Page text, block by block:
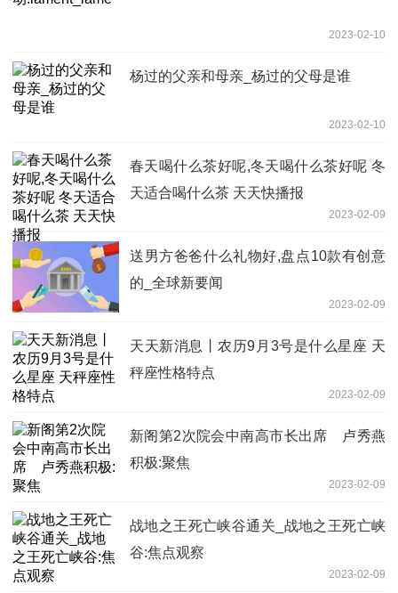
2023-02-10
杨过的父亲和母亲_杨过的父母是谁
2023-02-10
春天喝什么茶好呢,冬天喝什么茶好呢 冬
天适合喝什么茶 天天快播报
2023-02-09
送男方爸爸什么礼物好,盘点10款有创意
的_全球新要闻
2023-02-09
天天新消息丨农历9月3号是什么星座 天
秤座性格特点
2023-02-09
新阁第2次院会中南高市长出席 卢秀燕
积极:聚焦
2023-02-09
战地之王死亡峡谷通关_战地之王死亡峡
谷:焦点观察
2023-02-09